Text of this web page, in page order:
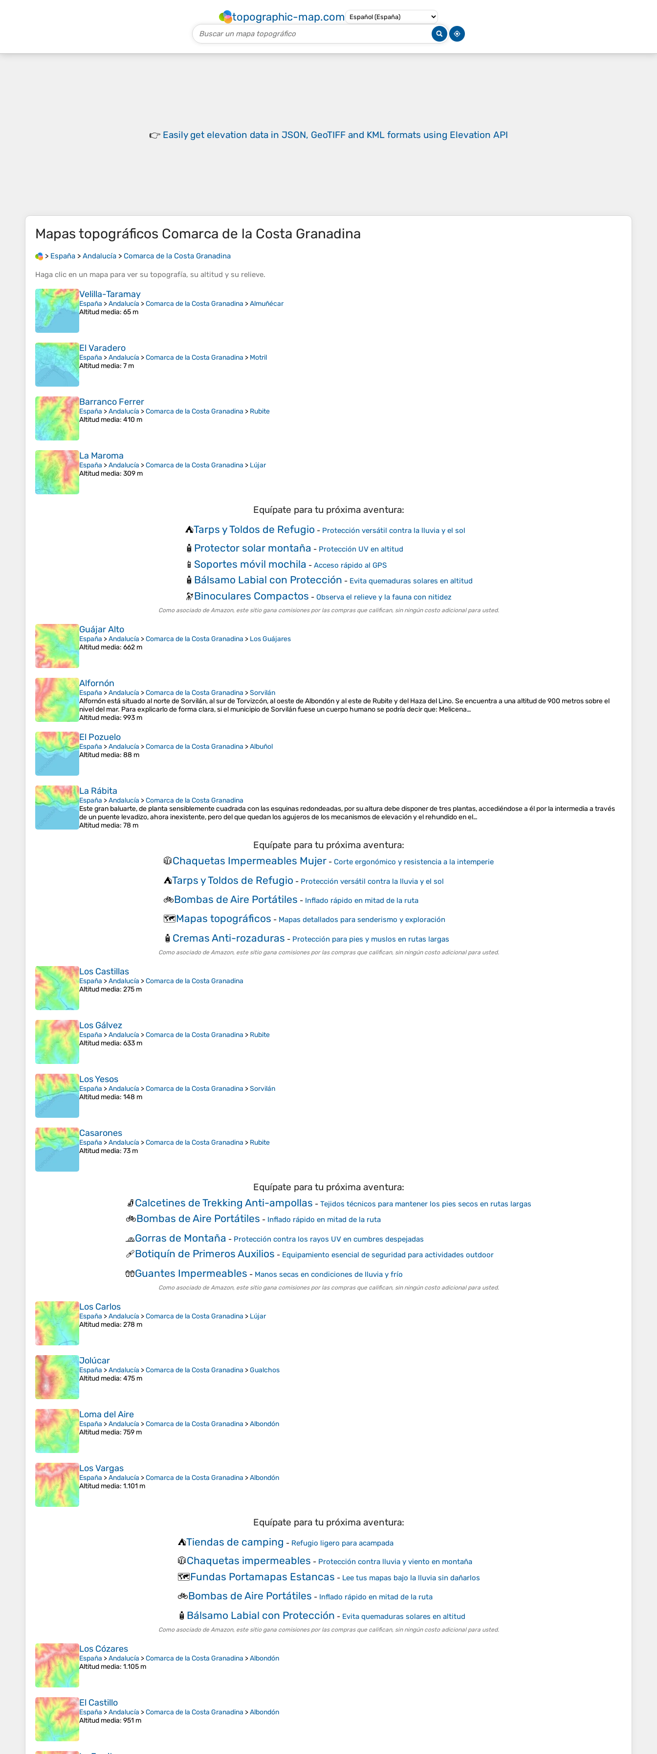
topographic-map.com
👉 Easily get elevation data in JSON, GeoTIFF and KML formats using Elevation API
Mapas topográficos Comarca de la Costa Granadina
> España > Andalucía > Comarca de la Costa Granadina
Haga clic en un mapa para ver su topografía, su altitud y su relieve.
Velilla-Taramay
España >Andalucía >Comarca de la Costa Granadina >Almuñécar
Altitud media: 65 m
El Varadero
España >Andalucía >Comarca de la Costa Granadina > Motril
Altitud media: 7 m
Barranco Ferrer
España >Andalucía >Comarca de la Costa Granadina > Rubite
Altitud media: 410 m
La Maroma
España >Andalucía >Comarca de la Costa Granadina > Lújar
Altitud media: 309 m
Equípate para tu próxima aventura:
⛺Tarps y Toldos de Refugio - Protección versátil contra la lluvia y el sol
🧴 Protector solar montaña - Protección UV en altitud
📱 Soportes móvil mochila - Acceso rápido al GPS
🧴 Bálsamo Labial con Protección - Evita quemaduras solares en altitud
🔭Binoculares Compactos - Observa el relieve y la fauna con nitidez
Como asociado de Amazon, este sitio gana comisiones por las compras que califican, sin ningún costo adicional para usted.
Guájar Alto
España >Andalucía >Comarca de la Costa Granadina > Los Guájares
Altitud media: 662 m
Alfornón
España >Andalucía >Comarca de la Costa Granadina >Sorvilán
Alfornón está situado al norte de Sorvilán, al sur de Torvizcón, al oeste de Albondón y al este de Rubite y del Haza del Lino. Se encuentra a una altitud de 900 metros sobre el
nivel del mar. Para explicarlo de forma clara, si el municipio de Sorvilán fuese un cuerpo humano se podría decir que: Melicena…
Altitud media: 993 m
El Pozuelo
España >Andalucía >Comarca de la Costa Granadina >Albuñol
Altitud media: 88 m
La Rábita
España >Andalucía >Comarca de la Costa Granadina
Este gran baluarte, de planta sensiblemente cuadrada con las esquinas redondeadas, por su altura debe disponer de tres plantas, accediéndose a él por la intermedia a través
de un puente levadizo, ahora inexistente, pero del que quedan los agujeros de los mecanismos de elevación y el rehundido en el…
Altitud media: 78 m
Equípate para tu próxima aventura:
🧥Chaquetas Impermeables Mujer - Corte ergonómico y resistencia a la intemperie
⛺Tarps y Toldos de Refugio - Protección versátil contra la lluvia y el sol
🚲Bombas de Aire Portátiles - Inflado rápido en mitad de la ruta
🗺️Mapas topográficos - Mapas detallados para senderismo y exploración
🧴 Cremas Anti-rozaduras - Protección para pies y muslos en rutas largas
Como asociado de Amazon, este sitio gana comisiones por las compras que califican, sin ningún costo adicional para usted.
Los Castillas
España >Andalucía >Comarca de la Costa Granadina
Altitud media: 275 m
Los Gálvez
España >Andalucía >Comarca de la Costa Granadina > Rubite
Altitud media: 633 m
Los Yesos
España >Andalucía >Comarca de la Costa Granadina >Sorvilán
Altitud media: 148 m
Casarones
España >Andalucía >Comarca de la Costa Granadina > Rubite
Altitud media: 73 m
Equípate para tu próxima aventura:
🧦Calcetines de Trekking Anti-ampollas - Tejidos técnicos para mantener los pies secos en rutas largas
🚲Bombas de Aire Portátiles - Inflado rápido en mitad de la ruta
🧢Gorras de Montaña - Protección contra los rayos UV en cumbres despejadas
🩹Botiquín de Primeros Auxilios - Equipamiento esencial de seguridad para actividades outdoor
🧤Guantes Impermeables - Manos secas en condiciones de lluvia y frío
Como asociado de Amazon, este sitio gana comisiones por las compras que califican, sin ningún costo adicional para usted.
Los Carlos
España >Andalucía >Comarca de la Costa Granadina > Lújar
Altitud media: 278 m
Jolúcar
España >Andalucía >Comarca de la Costa Granadina >Gualchos
Altitud media: 475 m
Loma del Aire
España >Andalucía >Comarca de la Costa Granadina >Albondón
Altitud media: 759 m
Los Vargas
España >Andalucía >Comarca de la Costa Granadina >Albondón
Altitud media: 1.101 m
Equípate para tu próxima aventura:
⛺Tiendas de camping - Refugio ligero para acampada
🧥Chaquetas impermeables - Protección contra lluvia y viento en montaña
🗺️Fundas Portamapas Estancas - Lee tus mapas bajo la lluvia sin dañarlos
🚲Bombas de Aire Portátiles - Inflado rápido en mitad de la ruta
🧴 Bálsamo Labial con Protección - Evita quemaduras solares en altitud
Como asociado de Amazon, este sitio gana comisiones por las compras que califican, sin ningún costo adicional para usted.
Los Cózares
España >Andalucía >Comarca de la Costa Granadina >Albondón
Altitud media: 1.105 m
El Castillo
España >Andalucía >Comarca de la Costa Granadina >Albondón
Altitud media: 951 m